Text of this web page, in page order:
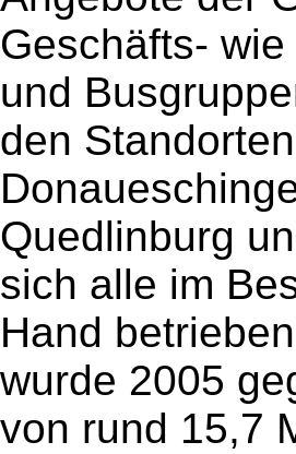
Geschäfts-
und
den
Quedlinburg
sich alle im
Hand
wurde 2005
von rund 15,7